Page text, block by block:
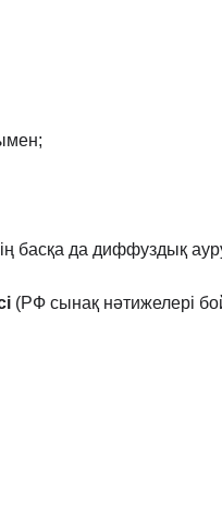
басқа да диффуздық
(РФ сынақ нəтижелері